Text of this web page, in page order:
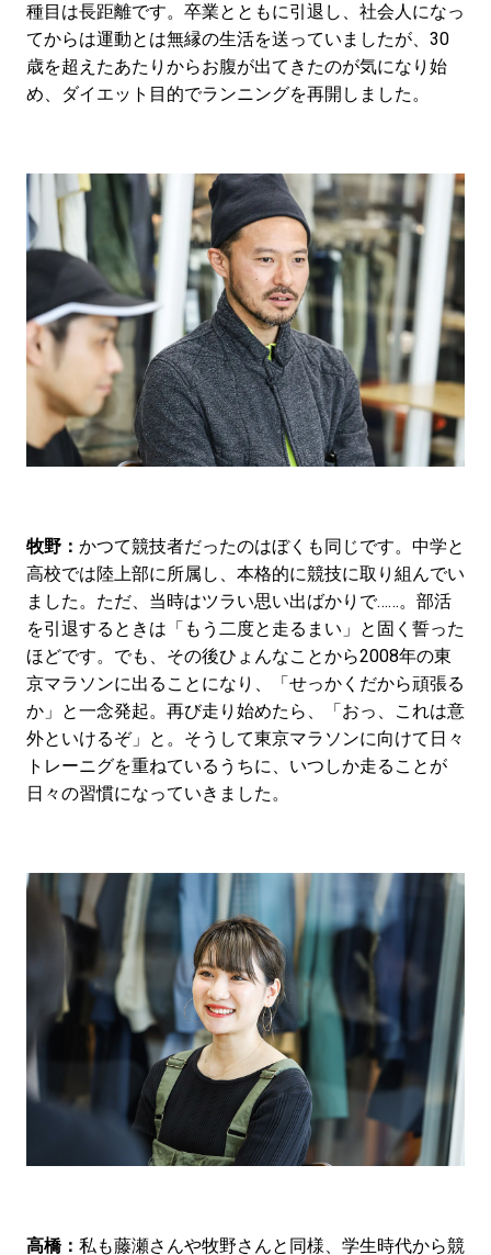
種目は長距離です。卒業とともに引退し、社会人になっ
てからは運動とは無縁の生活を送っていましたが、30
歳を超えたあたりからお腹が出てきたのが気になり始
め、ダイエット目的でランニングを再開しました。
牧野： かつて競技者だったのはぼくも同じです。中学と
高校では陸上部に所属し、本格的に競技に取り組んでい
ました。ただ、当時はツラい思い出ばかりで……。部活
を引退するときは「もう二度と走るまい」と固く誓った
ほどです。でも、その後ひょんなことから2008年の東
京マラソンに出ることになり、「せっかくだから頑張る
か」と一念発起。再び走り始めたら、「おっ、これは意
外といけるぞ」と。そうして東京マラソンに向けて日々
トレーニグを重ねているうちに、いつしか走ることが
日々の習慣になっていきました。
高橋： 私も藤瀬さんや牧野さんと同様、学生時代から競